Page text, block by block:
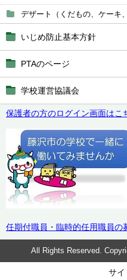
デザート（くだもの、ケーキ
いじめ防止基本方針
PTAのページ
学校運営協議会
保護者の方のログイン画面はこ
任期付職員・臨時的任用職員の
All Rights Reserved.
サイ